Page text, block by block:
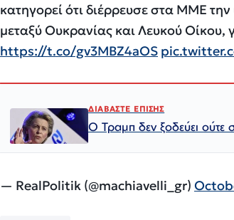
κατηγορεί ότι διέρρευσε στα ΜΜΕ
μεταξύ Ουκρανίας και Λευκού Οίκου,
https://t.co/gv3MBZ4aOS
ΔΙΑΒΑΣΤΕ ΕΠΙΣΗΣ
Ο Τραμπ δεν ξοδεύει ούτε
— RealPolitik (@machiavelli_gr)